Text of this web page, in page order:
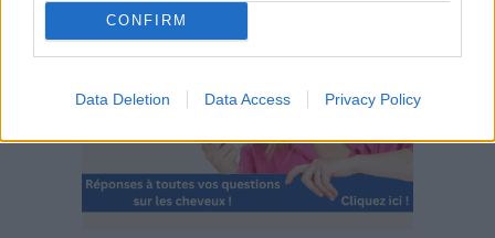
CONFIRM
Data Deletion Data Access Privacy Policy